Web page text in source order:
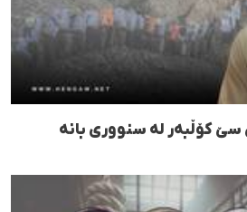
سێ کۆڵبەر لە سنووری بانە